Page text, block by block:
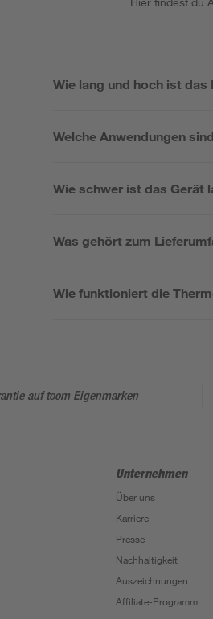
Wie lang und hoch ist
Welche Anwendungen
Wie schwer ist das Gerät
Was gehört zum
Wie funktioniert die
auf toom Eigenmarken
Unternehmen
Über uns
Karriere
Presse
Nachhaltigkeit
Auszeichnungen
Affiliate-Programm